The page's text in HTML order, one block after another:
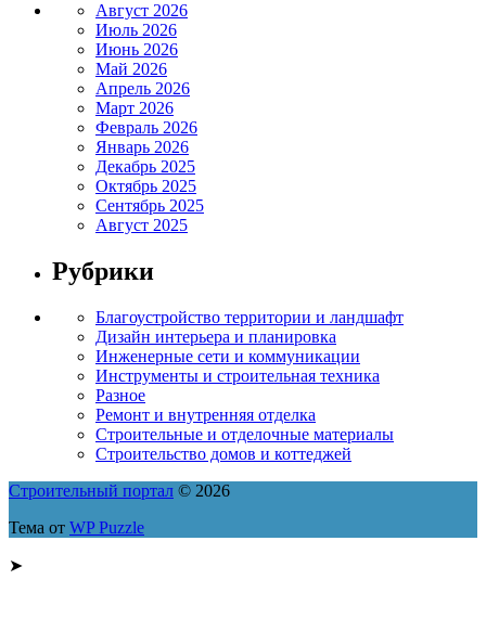
Август 2026
Июль 2026
Июнь 2026
Май 2026
Апрель 2026
Март 2026
Февраль 2026
Январь 2026
Декабрь 2025
Октябрь 2025
Сентябрь 2025
Август 2025
Рубрики
Благоустройство территории и ландшафт
Дизайн интерьера и планировка
Инженерные сети и коммуникации
Инструменты и строительная техника
Разное
Ремонт и внутренняя отделка
Строительные и отделочные материалы
Строительство домов и коттеджей
Строительный портал © 2026
Тема от WP Puzzle
➤